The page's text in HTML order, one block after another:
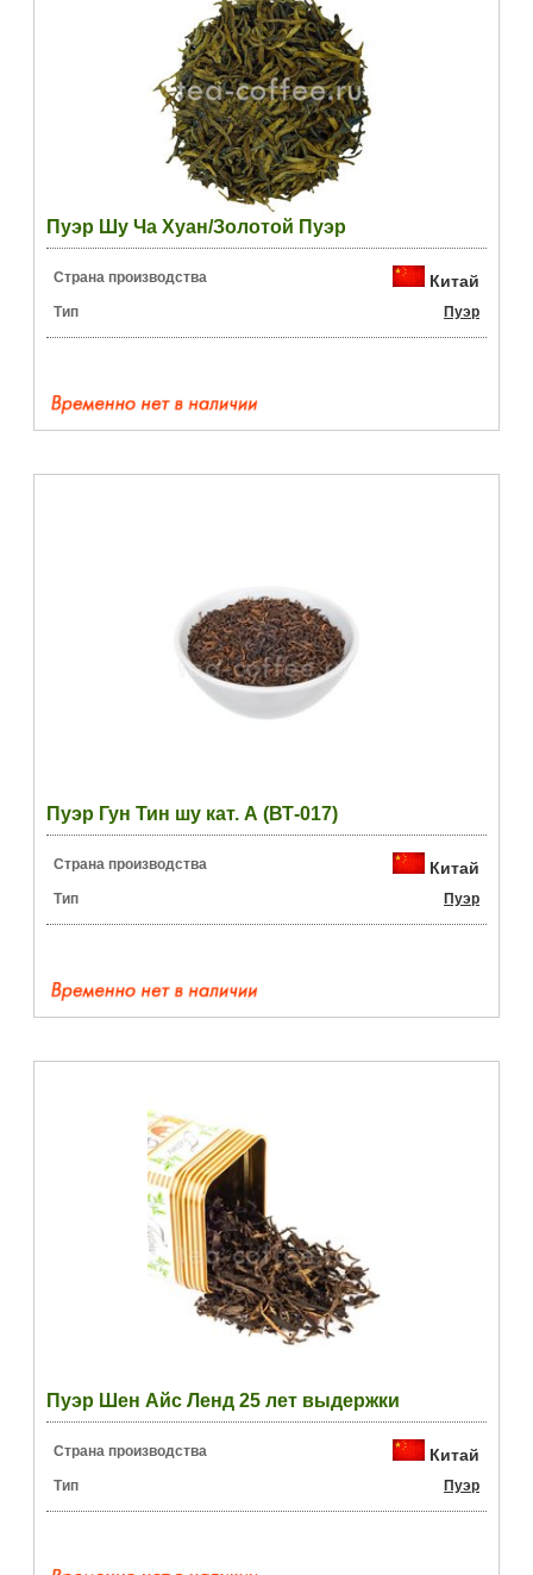
Пуэр Шу Ча Хуан/Золотой Пуэр
Страна производства Китай
Тип Пуэр
Пуэр Гун Тин шу кат. А (ВТ-017)
Страна производства Китай
Тип Пуэр
Пуэр Шен Айс Ленд 25 лет выдержки
Страна производства Китай
Тип Пуэр